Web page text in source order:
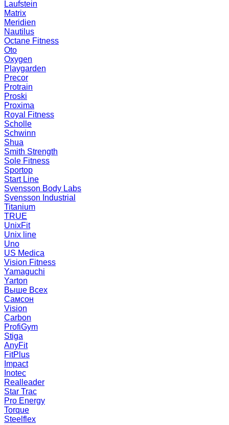
Laufstein
Matrix
Meridien
Nautilus
Octane Fitness
Oto
Oxygen
Playgarden
Precor
Protrain
Proski
Proxima
Royal Fitness
Scholle
Schwinn
Shua
Smith Strength
Sole Fitness
Sportop
Start Line
Svensson Body Labs
Svensson Industrial
Titanium
TRUE
UnixFit
Unix line
Uno
US Medica
Vision Fitness
Yamaguchi
Yarton
Выше Всех
Самсон
Vision
Carbon
ProfiGym
Stiga
AnyFit
FitPlus
Impact
Inotec
Realleader
Star Trac
Pro Energy
Torque
Steelflex